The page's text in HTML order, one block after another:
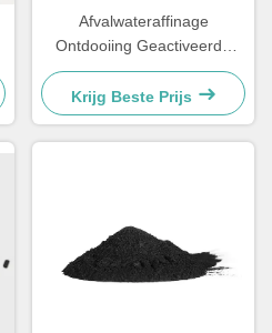
Afvalwateraffinage
Ontdooiing Geactiveerde
kolenpellets Bulk
Krijg Beste Prijs